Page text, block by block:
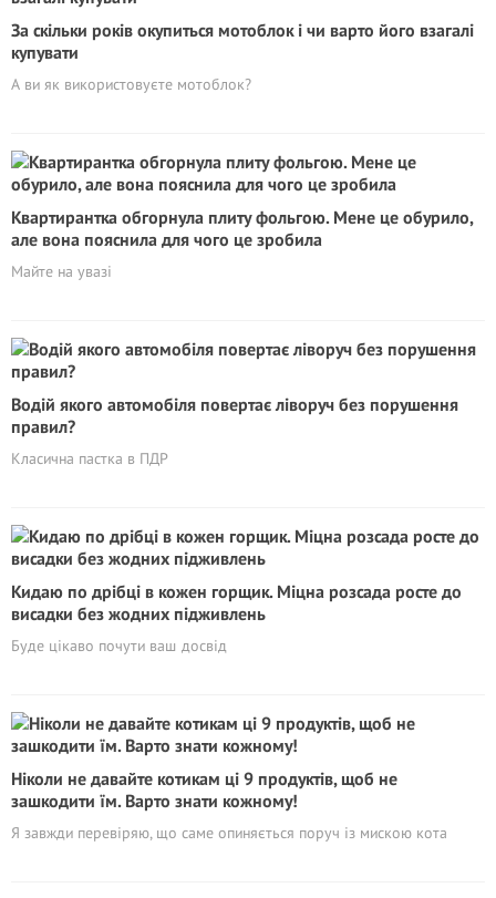
За скільки років окупиться мотоблок і чи варто його взагалі
купувати
А ви як використовуєте мотоблок?
Квартирантка обгорнула плиту фольгою. Мене це обурило,
але вона пояснила для чого це зробила
Майте на увазі
Водій якого автомобіля повертає ліворуч без порушення
правил?
Класична пастка в ПДР
Кидаю по дрібці в кожен горщик. Міцна розсада росте до
висадки без жодних підживлень
Буде цікаво почути ваш досвід
Ніколи не давайте котикам ці 9 продуктів, щоб не
зашкодити їм. Варто знати кожному!
Я завжди перевіряю, що саме опиняється поруч із мискою кота